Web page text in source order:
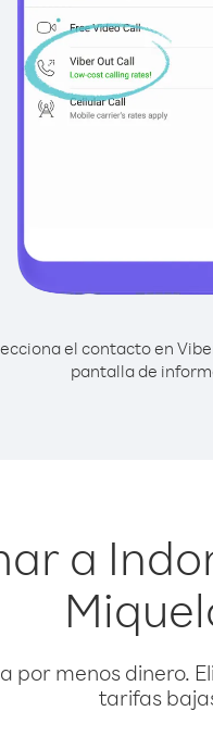
el contacto en
pantalla de
a
menos dinero.
tarifas